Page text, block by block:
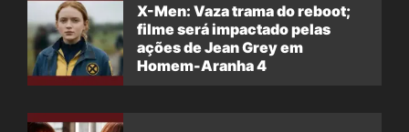
X-Men: Vaza trama do reboot;
filme será impactado pelas
ações de Jean Grey em
Homem-Aranha 4